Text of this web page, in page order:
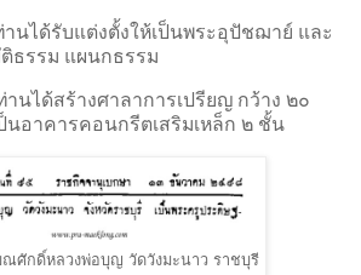
ด้รับแต่งตั้งให้เป็นพระอุปัชฌาย์ และ
ติธรรม แผนกธรรม
ด้สร้างศาลาการเปรียญ กว้าง ๒๐
ป็นอาคารคอนกรีตเสริมเหล็ก ๒ ชั้น
ณศักดิ์หลวงพ่อบุญ วัดวังมะนาว ราชบุรี